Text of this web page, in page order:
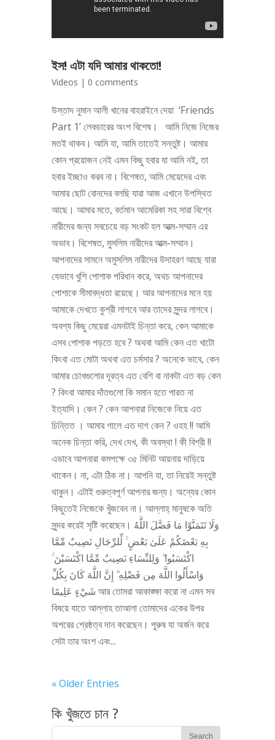
ইস! এটা যদি আমার থাকতো!
Videos | 0 comments
উস্তাদ নুমান আলী খানের বাহরাইনে দেয়া ‘Friends
Part 1’ লেকচারের অংশ বিশেষ। আমি নিজে নিজের
মতই থাকব। আমি যা, আমি তাতেই সন্তুষ্ট। আমার
কোন প্রয়োজন নেই এমন কিছু হবার যা আমি নই, তা
হবার ইচ্ছাও করব না। বিশেষত, আমি মেয়েদের এবং
আমার ছোট বোনদের বলছি যারা আজ এখানে উপস্থিত
আছে। আমার মতে, বর্তমান আমেরিকা সহ সারা বিশ্বে
নারীদের জন্য সবচেয়ে বড় সংকট হল আত্ম-সম্মান এর
অভাব। বিশেষত, মুসলিম নারীদের আত্ম-সম্মান।
আপনাদের সামনে অমুসলিম নারীদের উদাহরণ আছে যারা
যেভাবে খুশি পোশাক পরিধান করে, অথচ আপনাদের
পোশাকে সীমাবদ্ধতা রয়েছে। আর আপনাদের মনে হয়
আমাকে দেখতে কুশ্রী লাগবে আর তাদের সুন্দর লাগবে।
অবশ্য কিছু মেয়েরা এমনটাই চিন্তা করে, কেন আমাকে
এসব পোশাক পড়তে হবে ? অথবা আমি কেন এত খাটো
কিংবা এত মোটা অথবা এত চর্মসার ? অনেকে ভাবে, কেন
আমার চোখগুলোর দূরত্ব এত বেশি বা নাকটা এত বড় কেন
? কিংবা আমার দাঁতগুলো কি সমান হতে পারত না
ইত্যাদি। কেন ? কেন আপনারা নিজেকে নিয়ে এত
চিন্তিত । আমার গালে এত দাগ কেন ? ওহহ !! আমি
অনেক চিন্তা করি, দেখ দেখ, কী অবস্থা ! কী বিশ্রী !!
এভাবে আপনারা কমপক্ষে ৩৫ মিনিট আয়নায় দাড়িয়ে
থাকেন। না, এটা ঠিক না। আপনি যা, তা নিয়েই সন্তুষ্ট
থাকুন। এটাই গুরুত্বপূর্ণ আপনার জন্য। অন্যের কোন
কিছুতেই নিজেকে খুঁজবেন না। আল্লাহ্‌ মানুষকে অতি
সুন্দর করেই সৃষ্টি করেছেন। وَلَا تَتَمَنَّوْا مَا فَضَّلَ اللَّهُ
بِهِ بَعْضَكُمْ عَلَىٰ بَعْضٍ ۚ لِّلرِّجَالِ نَصِيبٌ مِّمَّا
اكْتَسَبُوا ۖ وَلِلنِّسَاءِ نَصِيبٌ مِّمَّا اكْتَسَبْنَ ۚ
وَاسْأَلُوا اللَّهَ مِن فَضْلِهِ ۗ إِنَّ اللَّهَ كَانَ بِكُلِّ
شَيْءٍ عَلِيمًا আর তোমরা আকাঙ্ক্ষা করো না এমন সব
বিষয়ে যাতে আল্লাহ তাআলা তোমাদের একের উপর
অপরের শ্রেষ্ঠত্ব দান করেছেন। পুরুষ যা অর্জন করে
সেটা তার অংশ এবং...
« Older Entries
কি খুঁজতে চান ?